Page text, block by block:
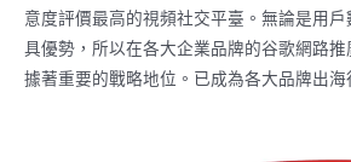
意度評價最高的視頻社交平臺。無論是用
具優勢，所以在各大企業品牌的谷歌網路推
據著重要的戰略地位。已成為各大品牌出海